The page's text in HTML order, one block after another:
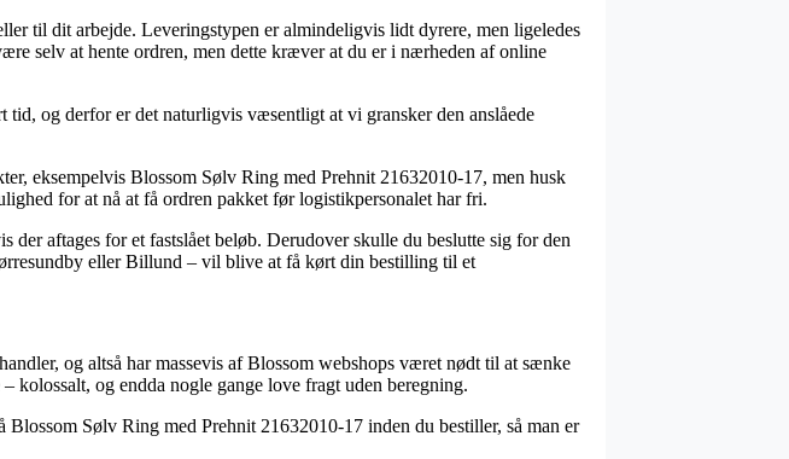
til dit arbejde. Leveringstypen er almindeligvis lidt dyrere, men ligeledes
selv at hente ordren, men dette kræver at du er i nærheden af online
og derfor er det naturligvis væsentligt at vi gransker den anslåede
eksempelvis Blossom Sølv Ring med Prehnit 21632010-17, men husk
for at nå at få ordren pakket før logistikpersonalet har fri.
aftages for et fastslået beløb. Derudover skulle du beslutte sig for den
eller Billund – vil blive at få kørt din bestilling til et
og altså har massevis af Blossom webshops været nødt til at sænke
kolossalt, og endda nogle gange love fragt uden beregning.
Sølv Ring med Prehnit 21632010-17 inden du bestiller, så man er